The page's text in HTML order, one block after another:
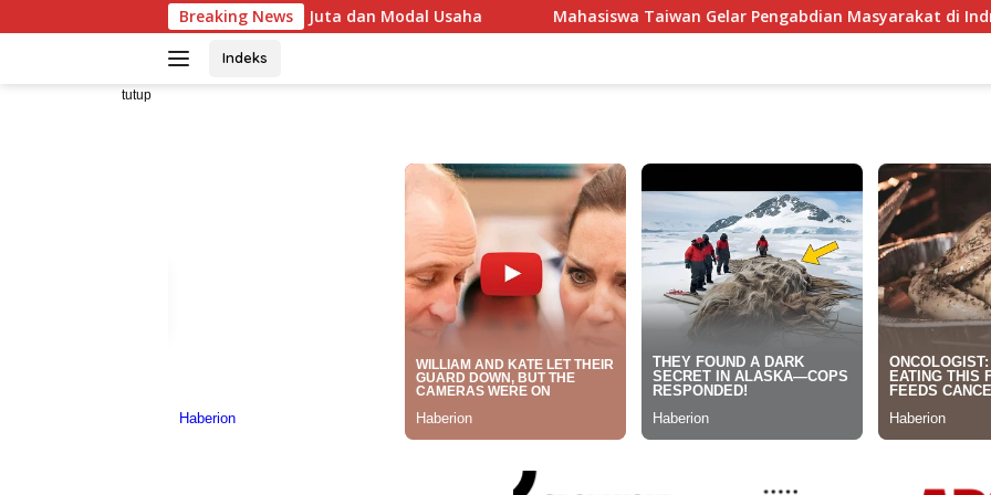
ke
Breaking News
Rp10 Juta dan Modal Usaha Mahasiswa Taiwan Gelar Pengabdian Masyarakat di Indramayu, Sasar
Indeks
tutup